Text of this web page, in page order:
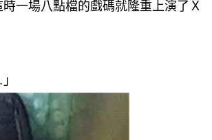
一場八點檔的戲碼就隆重上演了Ｘ